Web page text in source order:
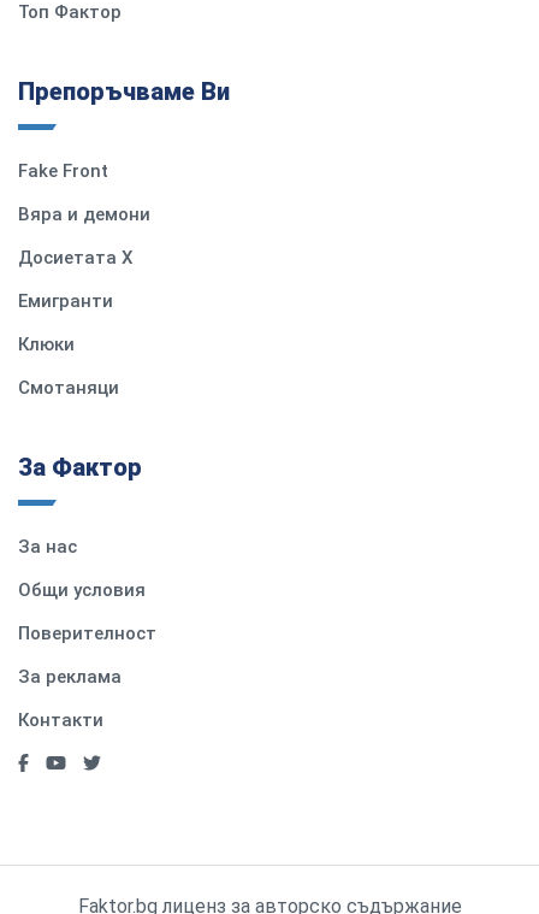
Топ Фактор
Препоръчваме Ви
Fake Front
Вяра и демони
Досиетата Х
Емигранти
Клюки
Смотаняци
За Фактор
За нас
Общи условия
Поверителност
За реклама
Контакти
Faktor.bg лиценз за авторско съдържание